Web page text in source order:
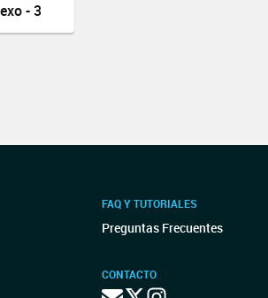
- 3
FAQ Y TUTORIALES
Preguntas Frecuentes
CONTACTO